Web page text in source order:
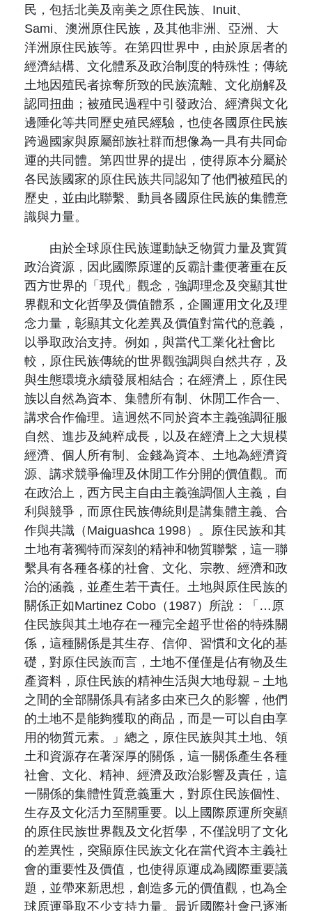
民，包括北美及南美之原住民族、Inuit、
Sami、澳洲原住民族，及其他非洲、亞洲、大
洋洲原住民族等。在第四世界中，由於原居者的
經濟結構、文化體系及政治制度的特殊性；傳統
土地因殖民者掠奪所致的民族流離、文化崩解及
認同扭曲；被殖民過程中引發政治、經濟與文化
邊陲化等共同歷史殖民經驗，也使各國原住民族
跨過國家與原屬部族社群而想像為一具有共同命
運的共同體。第四世界的提出，使得原本分屬於
各民族國家的原住民族共同認知了他們被殖民的
歷史，並由此聯繫、動員各國原住民族的集體意
識與力量。
由於全球原住民族運動缺乏物質力量及實質
政治資源，因此國際原運的反霸計畫便著重在反
西方世界的「現代」觀念，強調理念及突顯其世
界觀和文化哲學及價值體系，企圖運用文化及理
念力量，彰顯其文化差異及價值對當代的意義，
以爭取政治支持。例如，與當代工業化社會比
較，原住民族傳統的世界觀強調與自然共存，及
與生態環境永續發展相結合；在經濟上，原住民
族以自然為資本、集體所有制、休閒工作合一、
講求合作倫理。這迥然不同於資本主義強調征服
自然、進步及純粹成長，以及在經濟上之大規模
經濟、個人所有制、金錢為資本、土地為經濟資
源、講求競爭倫理及休閒工作分開的價值觀。而
在政治上，西方民主自由主義強調個人主義，自
利與競爭，而原住民族傳統則是講集體主義、合
作與共識（Maiguashca 1998）。原住民族和其
土地有著獨特而深刻的精神和物質聯繫，這一聯
繫具有各種各樣的社會、文化、宗教、經濟和政
治的涵義，並產生若干責任。土地與原住民族的
關係正如Martinez Cobo（1987）所說：「…原
住民族與其土地存在一種完全超乎世俗的特殊關
係，這種關係是其生存、信仰、習慣和文化的基
礎，對原住民族而言，土地不僅僅是佔有物及生
產資料，原住民族的精神生活與大地母親－土地
之間的全部關係具有諸多由來已久的影響，他們
的土地不是能夠獲取的商品，而是一可以自由享
用的物質元素。」總之，原住民族與其土地、領
土和資源存在著深厚的關係，這一關係產生各種
社會、文化、精神、經濟及政治影響及責任，這
一關係的集體性質意義重大，對原住民族個性、
生存及文化活力至關重要。以上國際原運所突顯
的原住民族世界觀及文化哲學，不僅說明了文化
的差異性，突顯原住民族文化在當代資本主義社
會的重要性及價值，也使得原運成為國際重要議
題，並帶來新思想，創造多元的價值觀，也為全
球原運爭取不少支持力量。最近國際社會已逐漸